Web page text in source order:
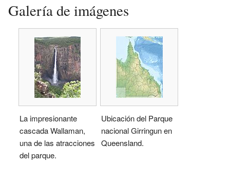
Galería de imágenes
La impresionante
cascada Wallaman,
una de las atracciones
del parque.
Ubicación del Parque
nacional Girringun en
Queensland.